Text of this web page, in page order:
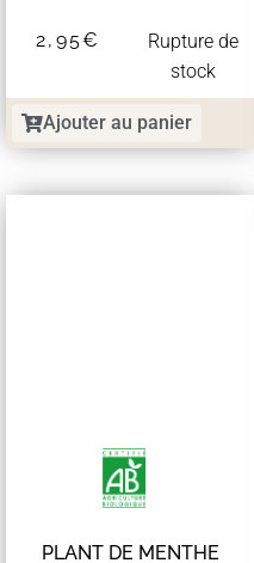
2,95€
Rupture de
stock
Ajouter au panier
PLANT DE MENTHE